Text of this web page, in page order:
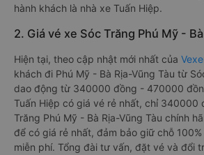
hành khách là nhà xe Tuấn Hiệp.
2. Giá vé xe Sóc Trăng Phú Mỹ -
Hiện tại, theo cập nhật mới nhất của
khách đi Phú Mỹ - Bà Rịa-Vũng Tàu từ
dao động từ 340000 đồng - 470000
Tuấn Hiệp có giá vé rẻ nhất, chỉ 340000
Trăng Phú Mỹ - Bà Rịa-Vũng Tàu chính
để có giá rẻ nhất, đảm bảo giữ chỗ
miễn phí. Tổng đài tư vấn, đặt vé và đổi